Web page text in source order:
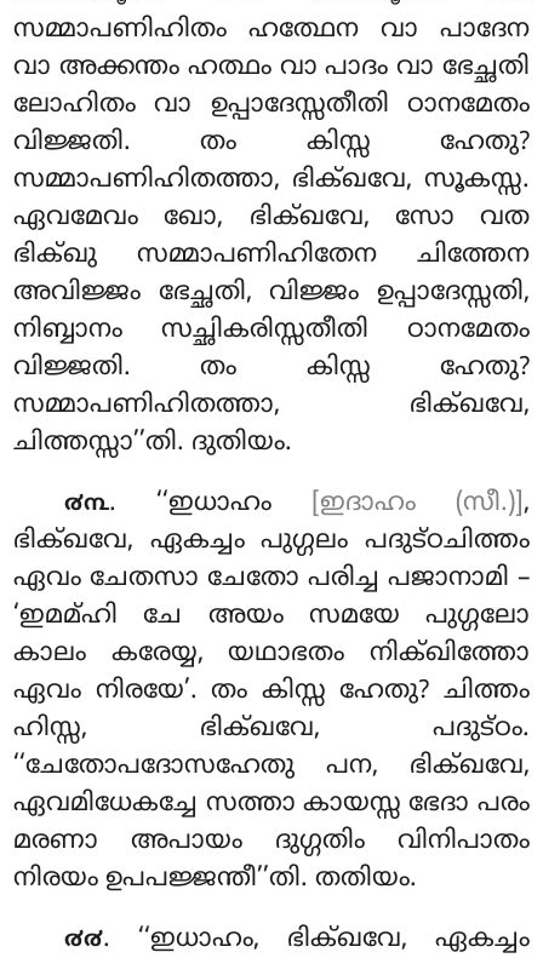
സമ്മാപണിഹിതം ഹത്ഥേന വാ പാദേന
വാ അക്കന്തം ഹത്ഥം വാ പാദം വാ ഭേച്ഛതി
ലോഹിതം വാ ഉപ്പാദേസ്സതീതി ഠാനമേതം
വിജ്ജതി. തം കിസ്സ ഹേതു?
സമ്മാപണിഹിതത്താ, ഭിക്ഖവേ, സൂകസ്സ.
ഏവമേവം ഖോ, ഭിക്ഖവേ, സോ വത
ഭിക്ഖു സമ്മാപണിഹിതേന ചിത്തേന
അവിജ്ജം ഭേച്ഛതി, വിജ്ജം ഉപ്പാദേസ്സതി,
നിബ്ബാനം സച്ഛികരിസ്സതീതി ഠാനമേതം
വിജ്ജതി. തം കിസ്സ ഹേതു?
സമ്മാപണിഹിതത്താ, ഭിക്ഖവേ,
ചിത്തസ്സാ’’തി. ദുതിയം.
൪൩. ‘‘ഇധാഹം [ഇദാഹം (സീ.)] ,
ഭിക്ഖവേ, ഏകച്ചം പുഗ്ഗലം പദുട്ഠചിത്തം
ഏവം ചേതസാ ചേതോ പരിച്ച പജാനാമി –
‘ഇമമ്ഹി ചേ അയം സമയേ പുഗ്ഗലോ
കാലം കരേയ്യ, യഥാഭതം നിക്ഖിത്തോ
ഏവം നിരയേ’. തം കിസ്സ ഹേതു? ചിത്തം
ഹിസ്സ, ഭിക്ഖവേ, പദുട്ഠം.
‘‘ചേതോപദോസഹേതു പന, ഭിക്ഖവേ,
ഏവമിധേകച്ചേ സത്താ കായസ്സ ഭേദാ പരം
മരണാ അപായം ദുഗ്ഗതിം വിനിപാതം
നിരയം ഉപപജ്ജന്തീ’’തി. തതിയം.
൪൪. ‘‘ഇധാഹം, ഭിക്ഖവേ, ഏകച്ചം